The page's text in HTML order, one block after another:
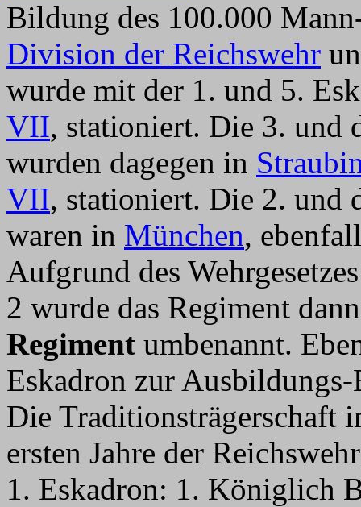
Bildung des 100.000
Division der Reichswehr
wurde mit der 1. und 5.
VII, stationiert. Die 3. und
wurden dagegen in
VII, stationiert. Die 2. und
waren in München,
Aufgrund des
2 wurde das Regiment
Regiment umbenannt.
Eskadron zur
Die Traditionsträgerschaft
ersten Jahre der
1. Eskadron: 1. Königlich